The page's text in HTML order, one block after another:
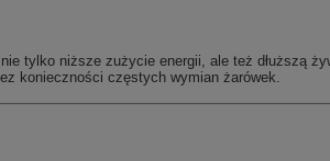
tylko niższe zużycie energii, ale też dłuższą
konieczności częstych wymian żarówek.